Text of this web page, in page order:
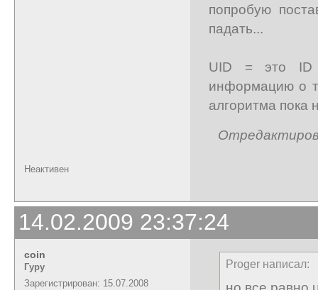
попробую
падать...
UID = это ID
информацию о
алгоритма пока
Неактивен
14.02.2009 23:37:24
coin
Гуру
Зарегистрирован: 15.07.2008
Proger написал: